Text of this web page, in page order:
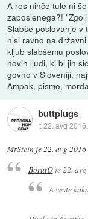
A res nihče tule ni
zaposlenega?!
Slabše poslovanje v
nisi ravno na
kljub slabšemu
novih ljudi, ki bi jih
govno v Sloveniji,
Ampak, pismo,
buttplugs
::22. avg
MrStein je22. avg
BorutOje22.
A veste